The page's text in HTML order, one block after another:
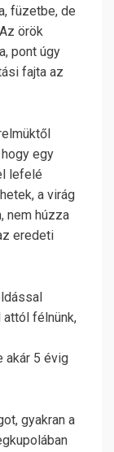
füzetbe, de
örök
pont úgy
fajta az
egy
lefelé
a virág
nem húzza
eredeti
félnünk,
akár 5 évig
gyakran a